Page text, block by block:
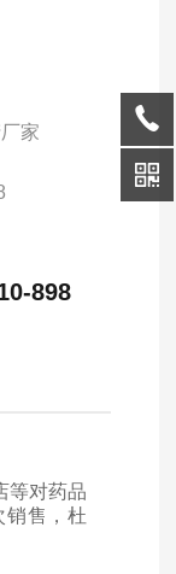
全，能有效
家
898
等对药品
销售，杜